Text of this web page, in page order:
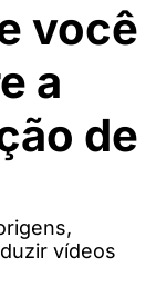
você
a
de
vídeos